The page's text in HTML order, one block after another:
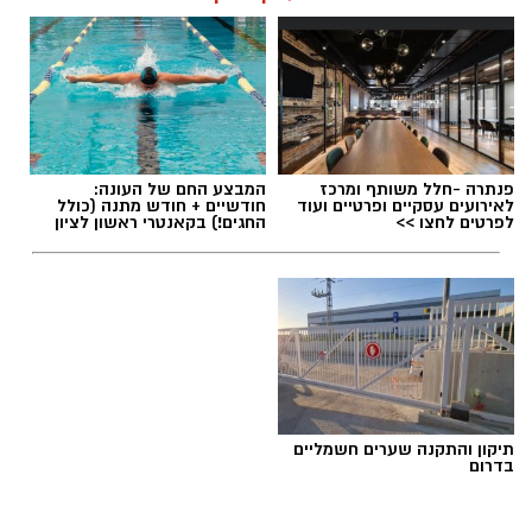
תגים:משמר שכונת רמב"ם ראשון לציון
פנתרה -חלל משותף ומרכז
לאירועים עסקיים ופרטיים ועוד
לפרטים לחצו >>
המבצע החם של העונה:
חודשיים + חודש מתנה (כולל
החגים!) בקאנטרי ראשון לציון
תיקון והתקנה שערים חשמליים
בדרום